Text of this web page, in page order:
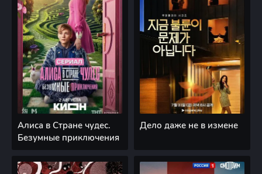
Алиса в Стране чудес.
Безумные приключения
Дело даже не в измене